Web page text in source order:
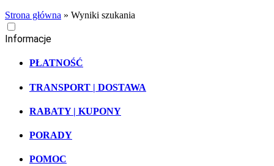
Strona główna » Wyniki szukania
Informacje
PŁATNOŚĆ
TRANSPORT | DOSTAWA
RABATY | KUPONY
PORADY
POMOC